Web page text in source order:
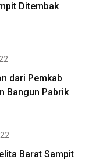
Ditembak
dari Pemkab
Bangun Pabrik
Barat Sampit